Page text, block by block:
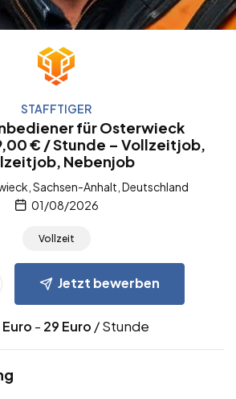
STAFFTIGER
für Osterwieck
€ / Stunde – Vollzeitjob,
Nebenjob
Sachsen-Anhalt, Deutschland
01/08/2026
Vollzeit
Jetzt bewerben
Euro - 29 Euro / Stunde